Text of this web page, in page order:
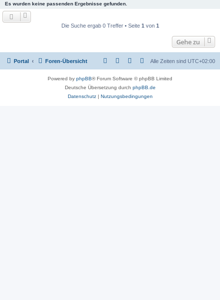
Es wurden keine passenden Ergebnisse gefunden.
Die Suche ergab 0 Treffer • Seite 1 von 1
Gehe zu
Portal Foren-Übersicht Alle Zeiten sind UTC+02:00
Powered by phpBB® Forum Software © phpBB Limited
Deutsche Übersetzung durch phpBB.de
Datenschutz| Nutzungsbedingungen